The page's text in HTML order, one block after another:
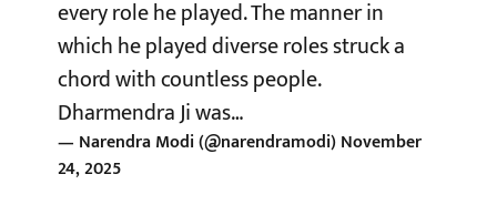
every role he played. The manner in
which he played diverse roles struck a
chord with countless people.
Dharmendra Ji was…
— Narendra Modi (@narendramodi)November
24, 2025